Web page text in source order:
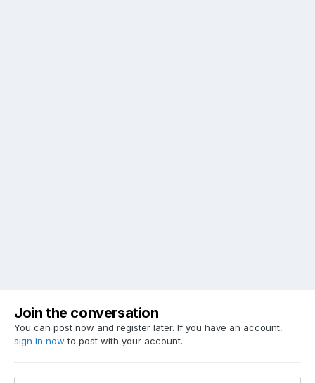
Join the conversation
You can post now and register later. If you have an account,
sign in now to post with your account.